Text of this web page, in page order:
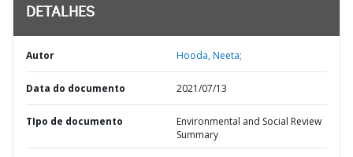
DETALHES
Autor Hooda, Neeta;
Data do documento 2021/07/13
TIpo de documento
Environmental and Social Review
Summary